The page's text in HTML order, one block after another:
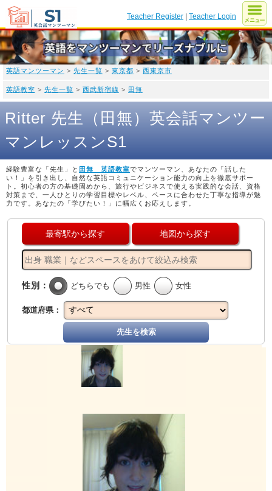
Teacher Register |Teacher Login
英語マンツーマン > 先生一覧 > 東京都 > 西東京市
英語教室 > 先生一覧 > 西武新宿線 > 田無
Ritter 先生（田無）英会話マンツー
マンレッスンS1
経験豊富な「先生」と 田無 英語教室でマンツーマン、あなたの「話した
い！」を引き出し、自然な英語コミュニケーション能力の向上を徹底サポー
ト。初心者の方の基礎固めから、旅行やビジネスで使える実践的な会話、資格
対策まで、一人ひとりの学習目標やレベル、ペースに合わせた丁寧な指導が魅
力です。あなたの「学びたい！」に幅広くお応えします。
最寄駅から探す 地図から探す
性別： どちらでも 男性 女性
都道府県：
先生を検索